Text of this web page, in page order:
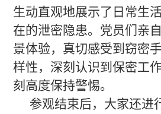
生动直观地展示了日常生
在的泄密隐患。党员们亲
景体验，真切感受到窃密
样性，深刻认识到保密工
刻高度保持警惕。
参观结束后，大家还进